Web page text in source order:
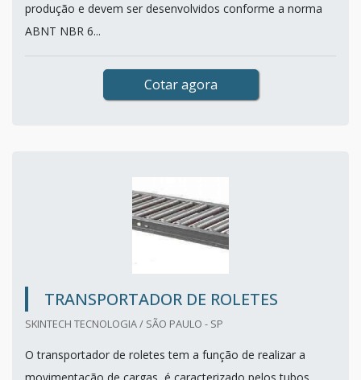
produção e devem ser desenvolvidos conforme a norma
ABNT NBR 6...
Cotar agora
TRANSPORTADOR DE ROLETES
SKINTECH TECNOLOGIA / SÃO PAULO - SP
O transportador de roletes tem a função de realizar a